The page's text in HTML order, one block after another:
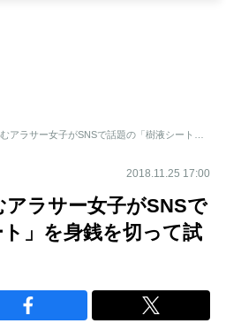
2018.11.25 17:00
ラサー女子がSNSで
」を身銭を切って試